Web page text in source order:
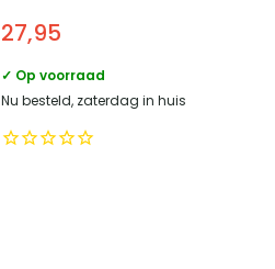
27,95
✓ Op voorraad
Nu besteld, zaterdag in huis